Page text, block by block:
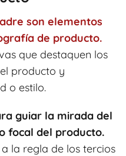
son elementos
de producto.
que destaquen los
producto y
o estilo.
guiar la mirada del
focal del producto.
la regla de los tercios